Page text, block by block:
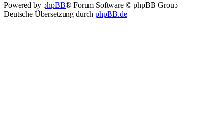
Powered by phpBB® Forum Software © phpBB Group
Deutsche Übersetzung durch phpBB.de